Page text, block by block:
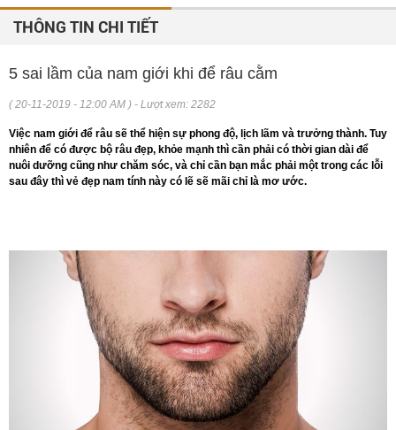
THÔNG TIN CHI TIẾT
5 sai lầm của nam giới khi để râu cằm
( 20-11-2019 - 12:00 AM ) - Lượt xem: 2282
Việc nam giới để râu sẽ thể hiện sự phong độ, lịch lãm và trưởng thành. Tuy
nhiên để có được bộ râu đẹp, khỏe mạnh thì cần phải có thời gian dài để
nuôi dưỡng cũng như chăm sóc, và chỉ cần bạn mắc phải một trong các lỗi
sau đây thì vẻ đẹp nam tính này có lẽ sẽ mãi chỉ là mơ ước.